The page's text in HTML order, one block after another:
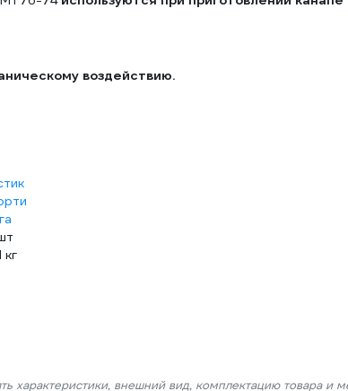
воздействию.
кг
характеристики, внешний вид, комплектацию товара и